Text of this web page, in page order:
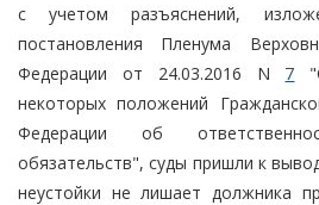
с учетом разъяснений,
постановления Пленума
Федерации от 24.03.2016 N 7
некоторых положений
Федерации об
обязательств", суды пришли к
неустойки не лишает должника